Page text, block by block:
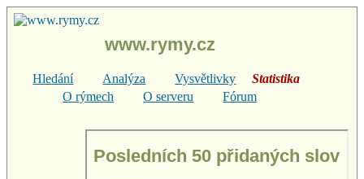
www.rymy.cz
Hledání Analýza Vysvětlivky
Statistika
O rýmech
O serveru Fórum